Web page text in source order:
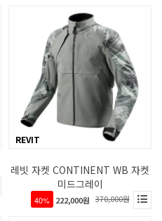
REVIT
레빗 자켓 CONTINENT WB 자켓
미드그레이
40% 222,000원 370,000원